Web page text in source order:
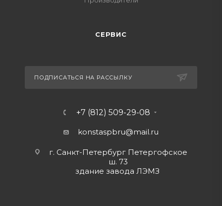
СЕРВИС
ПОДПИСАТЬСЯ НА РАССЫЛКУ
+7 (812) 509-29-08
konstaspbru@mail.ru
г. Санкт-Петербург Петергофское
ш. 73
здание завода ЛЭМЗ